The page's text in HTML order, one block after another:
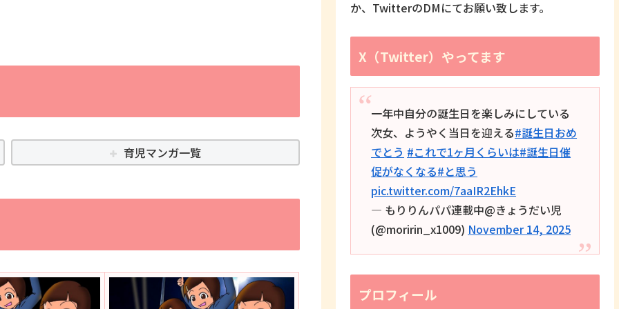
育児マンガ一覧
か、TwitterのDMにてお願い致します。
X（Twitter）やってます
一年中自分の誕生日を楽しみにしている
次女、ようやく当日を迎える#誕生日おめ
でとう #これで1ヶ月くらいは#誕生日催
促がなくなる#と思う
pic.twitter.com/7aaIR2EhkE
— もりりんパパ連載中@きょうだい児
(@moririn_x1009) November 14, 2025
プロフィール